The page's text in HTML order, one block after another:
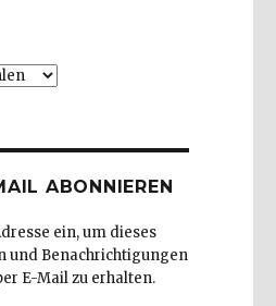
ABONNIEREN
ein, um dieses
und Benachrichtigungen
E-Mail zu erhalten.